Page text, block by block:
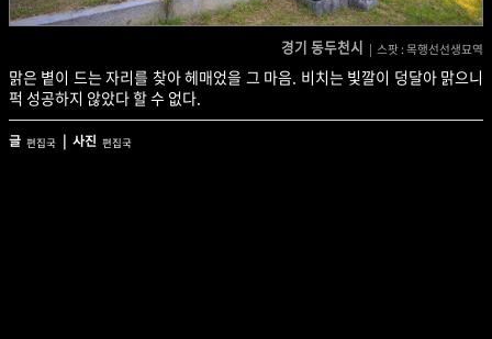
경기 동두천시 | 스팟 : 목행선선생묘역
맑은 볕이 드는 자리를 찾아 헤매었을 그 마음. 비치는 빛깔이 덩달아 맑으니
퍽 성공하지 않았다 할 수 없다.
글 편집국 | 사진 편집국